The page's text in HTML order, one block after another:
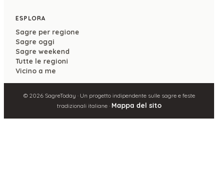
ESPLORA
Sagre per regione
Sagre oggi
Sagre weekend
Tutte le regioni
Vicino a me
© 2026SagreToday · Un progetto indipendente sulle sagre e feste
tradizionali italiane · Mappa del sito